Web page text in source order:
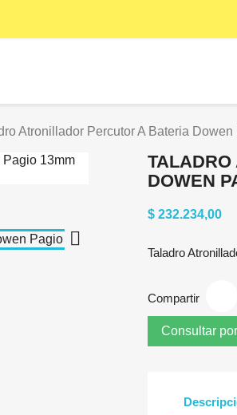
Atronillador Percutor A Bateria

TALADRO
DOWEN
$ 232.234,00
Taladro
Compartir
Consultar